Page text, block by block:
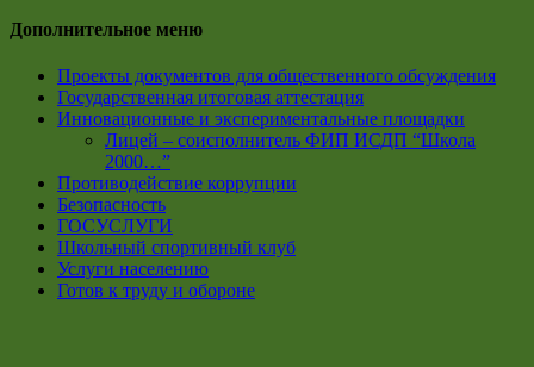
Дополнительное меню
Проекты документов для общественного обсуждения
Государственная итоговая аттестация
Инновационные и экспериментальные площадки
Лицей – соисполнитель ФИП ИСДП “Школа
2000…”
Противодействие коррупции
Безопасность
ГОСУСЛУГИ
Школьный спортивный клуб
Услуги населению
Готов к труду и обороне